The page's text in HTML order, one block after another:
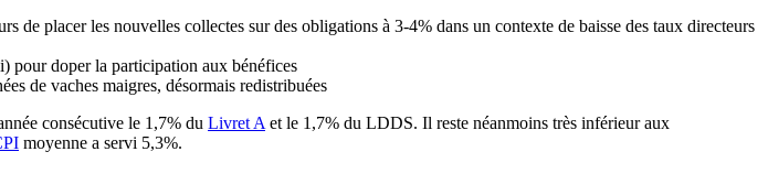
de placer les nouvelles collectes sur des obligations à 3-4% dans un contexte de baisse des taux directeurs
pour doper la participation aux bénéfices
de vaches maigres, désormais redistribuées
consécutive le 1,7% du Livret A et le 1,7% du LDDS. Il reste néanmoins très inférieur aux
moyenne a servi 5,3%.